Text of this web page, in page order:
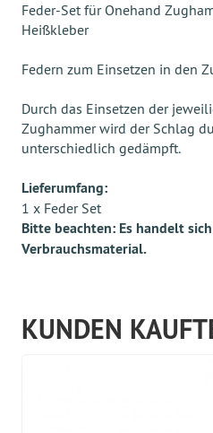
Feder-Set für Onehand
Heißkleber
Federn zum Einsetzen in den
Durch das Einsetzen der
Zughammer wird der Schlag
unterschiedlich gedämpft.
Lieferumfang:
1 x Feder Set
Bitte beachten: Es handelt
Verbrauchsmaterial.
KUNDEN